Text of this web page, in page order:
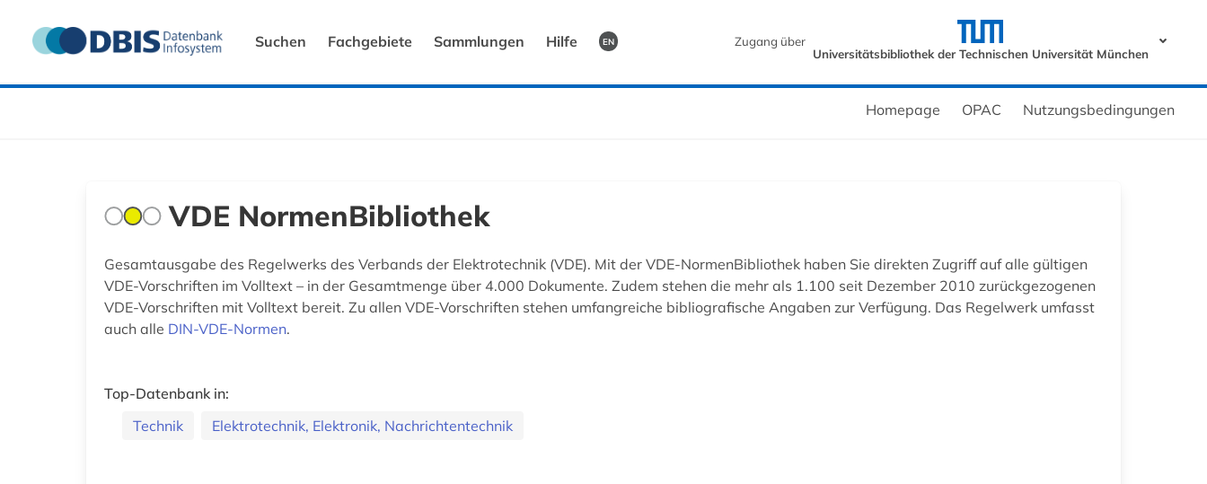
Suchen Fachgebiete Sammlungen Hilfe EN
Zugang über
Universitätsbibliothek der Technischen Universität München
Homepage OPAC Nutzungsbedingungen
VDE NormenBibliothek
Gesamtausgabe des Regelwerks des Verbands der Elektrotechnik (VDE). Mit der VDE-NormenBibliothek haben Sie direkten Zugriff auf alle gültigen
VDE-Vorschriften im Volltext – in der Gesamtmenge über 4.000 Dokumente. Zudem stehen die mehr als 1.100 seit Dezember 2010 zurückgezogenen
VDE-Vorschriften mit Volltext bereit. Zu allen VDE-Vorschriften stehen umfangreiche bibliografische Angaben zur Verfügung. Das Regelwerk umfasst
auch alle DIN-VDE-Normen.
Top-Datenbank in:
Technik
Elektrotechnik, Elektronik, Nachrichtentechnik